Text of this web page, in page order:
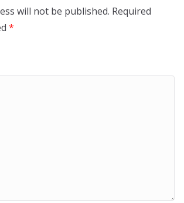
will not be published. Required
*